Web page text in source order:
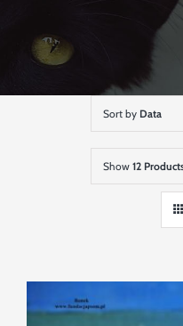
Wsparcie
Kontakt
Sort by Data
Show 12